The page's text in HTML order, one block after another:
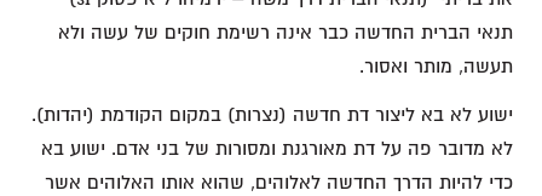
תנאי הברית החדשה כבר אינה רשימת חוקים של עשה ולא
תעשה, מותר ואסור.
ישוע לא בא ליצור דת חדשה (נצרות) במקום הקודמת (יהדות).
לא מדובר פה על דת מאורגנת ומסורות של בני אדם. ישוע בא
כדי להיות הדרך החדשה לאלוהים, שהוא אותו האלוהים אשר